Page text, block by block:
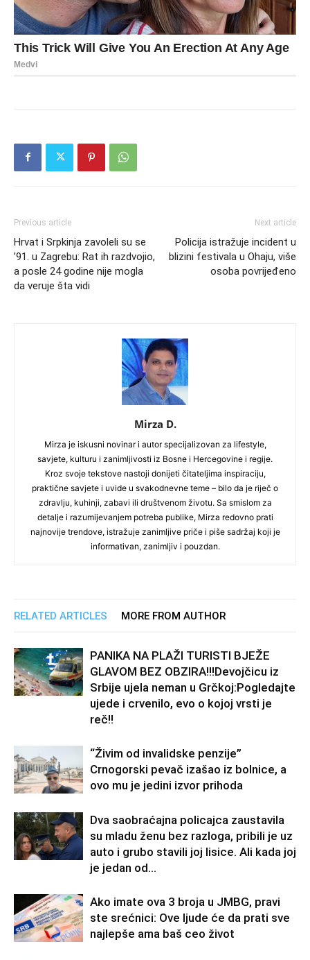
Previous article
Hrvat i Srpkinja zavoleli su se
’91. u Zagrebu: Rat ih razdvojio,
a posle 24 godine nije mogla
da veruje šta vidi
Next article
Policija istražuje incident u
blizini festivala u Ohaju, više
osoba povrijeđeno
Mirza D.
Mirza je iskusni novinar i autor specijalizovan za lifestyle,
savjete, kulturu i zanimljivosti iz Bosne i Hercegovine i regije.
Kroz svoje tekstove nastoji donijeti čitateljima inspiraciju,
praktične savjete i uvide u svakodnevne teme – bilo da je riječ o
zdravlju, kuhinji, zabavi ili društvenom životu. Sa smislom za
detalje i razumijevanjem potreba publike, Mirza redovno prati
najnovije trendove, istražuje zanimljive priče i piše sadržaj koji je
informativan, zanimljiv i pouzdan.
RELATED ARTICLES MORE FROM AUTHOR
PANIKA NA PLAŽI TURISTI BJEŽE
GLAVOM BEZ OBZIRA!!!Devojčicu iz
Srbije ujela neman u Grčkoj:Pogledajte
ujede i crvenilo, evo o kojoj vrsti je
reč!!
“Živim od invalidske penzije”
Crnogorski pevač izašao iz bolnice, a
ovo mu je jedini izvor prihoda
Dva saobraćajna policajca zaustavila
su mladu ženu bez razloga, pribili je uz
auto i grubo stavili joj lisice. Ali kada joj
je jedan od...
Ako imate ova 3 broja u JMBG, pravi
ste srećnici: Ove ljude će da prati sve
najlepše ama baš ceo život